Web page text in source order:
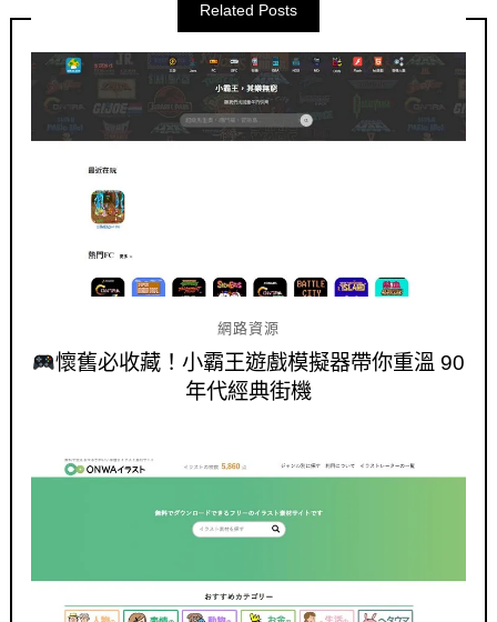
Related Posts
網路資源
懷舊必收藏！小霸王遊戲模擬器帶你重溫 90
年代經典街機